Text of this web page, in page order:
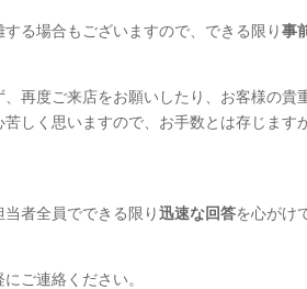
る場合もございますので、できる限り事
再度ご来店をお願いしたり、お客様の貴
しく思いますので、お手数とは存じます
者全員でできる限り迅速な回答を心がけ
にご連絡ください。